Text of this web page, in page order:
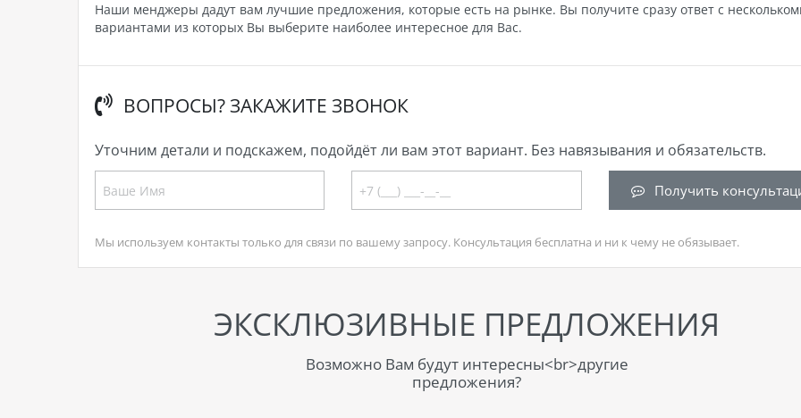
Наши менджеры дадут вам лучшие предложения, которые есть на рынке. Вы получите сразу ответ с
вариантами из которых Вы выберите наиболее интересное для Вас.
ВОПРОСЫ? ЗАКАЖИТЕ ЗВОНОК
Уточним детали и подскажем, подойдёт ли вам этот вариант. Без навязывания и обязательств.
Получить
Мы используем контакты только для связи по вашему запросу. Консультация бесплатна и ни к чему не обязывает.
ЭКСКЛЮЗИВНЫЕ ПРЕДЛОЖЕНИЯ
Возможно Вам будут интересны<br>другие
предложения?